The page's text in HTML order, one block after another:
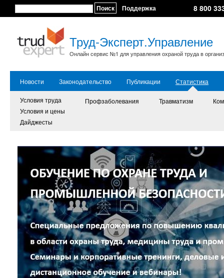
Поиск Поддержка 8 800
Труд-Эксперт.Управление
Онлайн сервис №1 для управления охраной труда в
Новости Законодательство Публикации Статистика
Условия труда
Условия и цены
Дайджесты
Профзаболевания Травматизм